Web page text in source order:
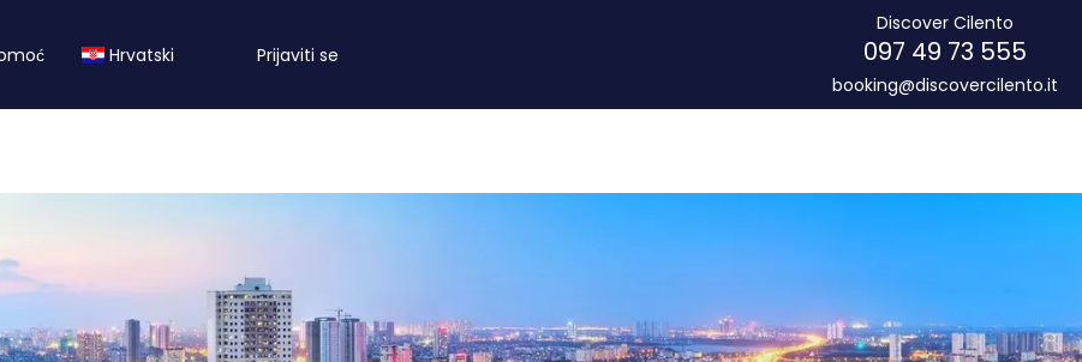
Hrvatski Prijaviti se
Discover Cilento
097 49 73 555
booking@discovercilento.it